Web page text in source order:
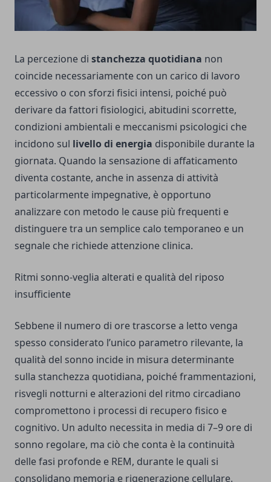
La percezione di stanchezza quotidiana non
coincide necessariamente con un carico di lavoro
eccessivo o con sforzi fisici intensi, poiché può
derivare da fattori fisiologici, abitudini scorrette,
condizioni ambientali e meccanismi psicologici che
incidono sul livello di energia disponibile durante la
giornata. Quando la sensazione di affaticamento
diventa costante, anche in assenza di attività
particolarmente impegnative, è opportuno
analizzare con metodo le cause più frequenti e
distinguere tra un semplice calo temporaneo e un
segnale che richiede attenzione clinica.
Ritmi sonno-veglia alterati e qualità del riposo
insufficiente
Sebbene il numero di ore trascorse a letto venga
spesso considerato l’unico parametro rilevante, la
qualità del sonno incide in misura determinante
sulla stanchezza quotidiana, poiché frammentazioni,
risvegli notturni e alterazioni del ritmo circadiano
compromettono i processi di recupero fisico e
cognitivo. Un adulto necessita in media di 7–9 ore di
sonno regolare, ma ciò che conta è la continuità
delle fasi profonde e REM, durante le quali si
consolidano memoria e rigenerazione cellulare.